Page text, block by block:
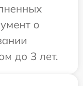
о
до 3 лет.